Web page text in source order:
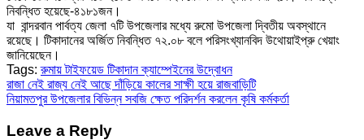
নিবন্ধিত হয়েছে-৪১৮১জন।
যা বান্দরবান পার্বত্য জেলা ৭টি উপজেলার মধ্যে রুমো উপজেলা দ্বিতীয় অবস্থানে
রয়েছে। টিকাদানের অর্জিত নিবন্ধিত ৭২.০৮ বলে পরিসংখ্যানবিদ উথোয়াইপ্রু খেয়াং
জানিয়েছেন।
Tags: রুমায় টাইফয়েড টিকাদান ক্যাম্পেইনের উদ্বোধন
Post
navigation
রাজা নেই রাজ্য নেই আছে দাঁড়িয়ে কালের সাক্ষী হয়ে রাজবাড়িটি
নিয়ামতপুর উপজেলার বিভিন্ন সবজি ক্ষেত পরিদর্শন করলেন কৃষি কর্মকর্তা
Leave a Reply